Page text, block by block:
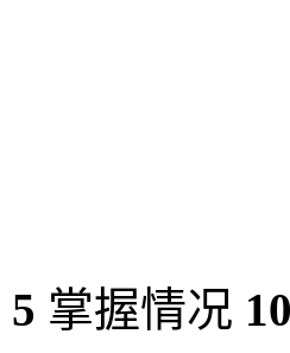
5 掌握情况